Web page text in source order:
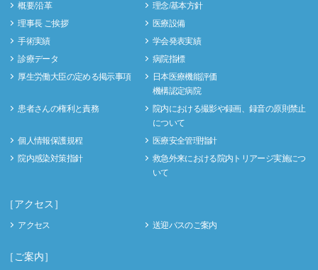
概要/沿革
理念/基本方針
理事長 ご挨拶
医療設備
手術実績
学会発表実績
診療データ
病院指標
厚生労働大臣の定める掲示事項
日本医療機能評価
機構認定病院
患者さんの権利と責務
院内における撮影や録画、録音の原則禁止
について
個人情報保護規程
医療安全管理指針
院内感染対策指針
救急外来における院内トリアージ実施につ
いて
［アクセス］
アクセス 送迎バスのご案内
［ご案内］